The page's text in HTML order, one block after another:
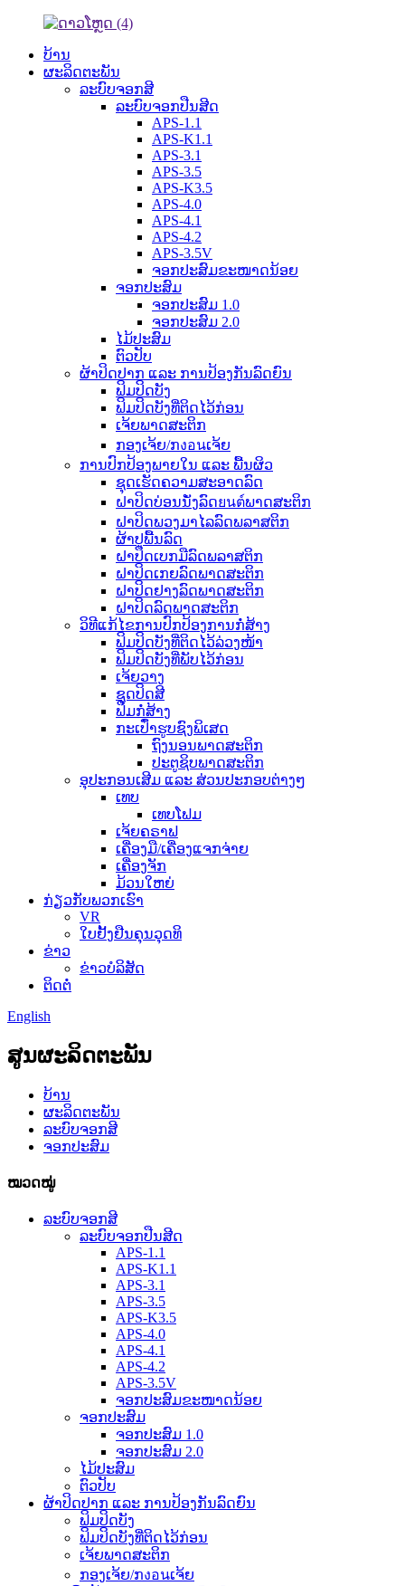
ບ້ານ
ຜະລິດຕະພັນ
ລະບົບຈອກສີ
ລະບົບຈອກປືນສີດ
APS-1.1
APS-K1.1
APS-3.1
APS-3.5
APS-K3.5
APS-4.0
APS-4.1
APS-4.2
APS-3.5V
ຈອກປະສົມຂະໜາດນ້ອຍ
ຈອກປະສົມ
ຈອກປະສົມ 1.0
ຈອກປະສົມ 2.0
ໄມ້ປະສົມ
ຕົວປັບ
ຜ້າປິດປາກ ແລະ ການປ້ອງກັນລົດຍົນ
ຟິມປິດບັງ
ຟິມປິດບັງທີ່ຕິດໄວ້ກ່ອນ
ເຈ້ຍພາດສະຕິກ
ກອງເຈ້ຍ/ກงอนເຈ້ຍ
ການປົກປ້ອງພາຍໃນ ແລະ ພື້ນຜິວ
ຊຸດເຮັດຄວາມສະອາດລົດ
ຝາປິດບ່ອນນັ່ງລົດยนต์ພາດສະຕິກ
ຝາປິດພວງມາໄລລົດພລາສຕິກ
ຜ້າປູພື້ນລົດ
ຝາປິດເບກມືລົດພລາສຕິກ
ຝາປິດເກຍລົດພາດສະຕິກ
ຝາປິດຢາງລົດພາດສະຕິກ
ຝາປິດລົດພາດສະຕິກ
ວິທີແກ້ໄຂການປົກປ້ອງການກໍ່ສ້າງ
ຟິມປິດບັງທີ່ຕິດໄວ້ລ່ວງໜ້າ
ຟິມປິດບັງທີ່ພັບໄວ້ກ່ອນ
ເຈ້ຍວາງ
ຊຸດປິດສີ
ຟິມກໍ່ສ້າງ
ກະເປົ໋າຮູບຊົງພິເສດ
ຖົງນອນພາດສະຕິກ
ປະຕູຊິບພາດສະຕິກ
ອຸປະກອນເສີມ ແລະ ສ່ວນປະກອບຕ່າງໆ
ເທບ
ເທບໂຟມ
ເຈ້ຍຄຣາຟ
ເຄື່ອງມື/ເຄື່ອງແຈກຈ່າຍ
ເຄື່ອງຈັກ
ມ້ວນໃຫຍ່
ກ່ຽວກັບພວກເຮົາ
VR
ໃບຢັ້ງຢືນຄຸນວຸດທິ
ຂ່າວ
ຂ່າວບໍລິສັດ
ຕິດຕໍ່
English
ສູນຜະລິດຕະພັນ
ບ້ານ
ຜະລິດຕະພັນ
ລະບົບຈອກສີ
ຈອກປະສົມ
ໝວດໝູ່
ລະບົບຈອກສີ
ລະບົບຈອກປືນສີດ
APS-1.1
APS-K1.1
APS-3.1
APS-3.5
APS-K3.5
APS-4.0
APS-4.1
APS-4.2
APS-3.5V
ຈອກປະສົມຂະໜາດນ້ອຍ
ຈອກປະສົມ
ຈອກປະສົມ 1.0
ຈອກປະສົມ 2.0
ໄມ້ປະສົມ
ຕົວປັບ
ຜ້າປິດປາກ ແລະ ການປ້ອງກັນລົດຍົນ
ຟິມປິດບັງ
ຟິມປິດບັງທີ່ຕິດໄວ້ກ່ອນ
ເຈ້ຍພາດສະຕິກ
ກອງເຈ້ຍ/ກงอนເຈ້ຍ